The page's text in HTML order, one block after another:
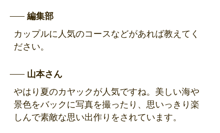
編集部
カップルに人気のコースなどがあれば教えてく
ださい。
山本さん
やはり夏のカヤックが人気ですね。美しい海や
景色をバックに写真を撮ったり、思いっきり楽
しんで素敵な思い出作りをされています。